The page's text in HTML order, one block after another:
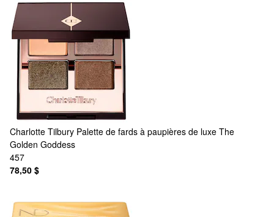
Charlotte Tilbury Palette de fards à paupières de luxe The
Golden Goddess
457
78,50 $